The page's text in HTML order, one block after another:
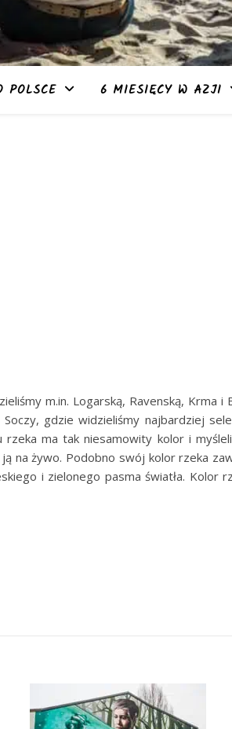
POLSCE 6 MIESIĘCY W AZJI
m.in. Logarską, Ravenską, Krma i
gdzie widzieliśmy najbardziej
ma tak niesamowity kolor i
na żywo. Podobno swój kolor rzeka
i zielonego pasma światła. Kolor